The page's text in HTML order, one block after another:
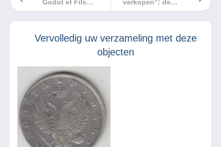
verkopen”: de
nieuwe videoreeks
Godot et Fils
treedt toe tot de
Vervolledig uw verzameling met deze
objecten